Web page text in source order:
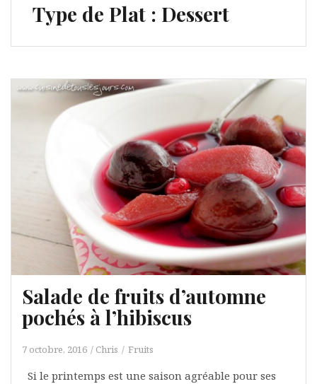
Type de Plat : Dessert
Salade de fruits d’automne
pochés à l’hibiscus
7 octobre, 2016 Chris Fruits
Si le printemps est une saison agréable pour ses